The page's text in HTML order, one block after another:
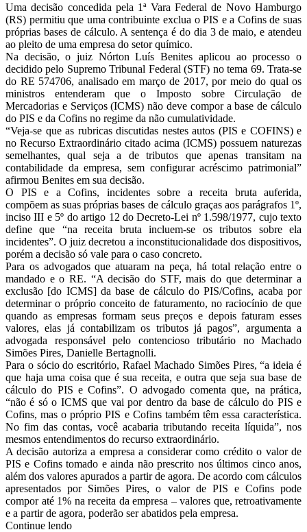
Uma decisão concedida pela 1ª Vara Federal de Novo Hamburgo
(RS) permitiu que uma contribuinte exclua o PIS e a Cofins de suas
próprias bases de cálculo. A sentença é do dia 3 de maio, e atendeu
ao pleito de uma empresa do setor químico.
Na decisão, o juiz Nórton Luís Benites aplicou ao processo o
decidido pelo Supremo Tribunal Federal (STF) no tema 69. Trata-se
do RE 574706, analisado em março de 2017, por meio do qual os
ministros entenderam que o Imposto sobre Circulação de
Mercadorias e Serviços (ICMS) não deve compor a base de cálculo
do PIS e da Cofins no regime da não cumulatividade.
“Veja-se que as rubricas discutidas nestes autos (PIS e COFINS) e
no Recurso Extraordinário citado acima (ICMS) possuem naturezas
semelhantes, qual seja a de tributos que apenas transitam na
contabilidade da empresa, sem configurar acréscimo patrimonial”
afirmou Benites em sua decisão.
O PIS e a Cofins, incidentes sobre a receita bruta auferida,
compõem as suas próprias bases de cálculo graças aos parágrafos 1º,
inciso III e 5º do artigo 12 do Decreto-Lei nº 1.598/1977, cujo texto
define que “na receita bruta incluem-se os tributos sobre ela
incidentes”. O juiz decretou a inconstitucionalidade dos dispositivos,
porém a decisão só vale para o caso concreto.
Para os advogados que atuaram na peça, há total relação entre o
mandado e o RE. “A decisão do STF, mais do que determinar a
exclusão [do ICMS] da base de cálculo do PIS/Cofins, acaba por
determinar o próprio conceito de faturamento, no raciocínio de que
quando as empresas formam seus preços e depois faturam esses
valores, elas já contabilizam os tributos já pagos”, argumenta a
advogada responsável pelo contencioso tributário no Machado
Simões Pires, Danielle Bertagnolli.
Para o sócio do escritório, Rafael Machado Simões Pires, “a ideia é
que haja uma coisa que é sua receita, e outra que seja sua base de
cálculo do PIS e Cofins”. O advogado comenta que, na prática,
“não é só o ICMS que vai por dentro da base de cálculo do PIS e
Cofins, mas o próprio PIS e Cofins também têm essa característica.
No fim das contas, você acabaria tributando receita líquida”, nos
mesmos entendimentos do recurso extraordinário.
A decisão autoriza a empresa a considerar como crédito o valor de
PIS e Cofins tomado e ainda não prescrito nos últimos cinco anos,
além dos valores apurados a partir de agora. De acordo com cálculos
apresentados por Simões Pires, o valor de PIS e Cofins pode
compor até 1% na receita da empresa – valores que, retroativamente
e a partir de agora, poderão ser abatidos pela empresa.
Continue lendo